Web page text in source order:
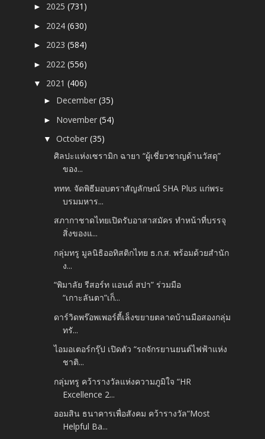
► 2025(731)
► 2024(630)
► 2023(584)
► 2022(556)
▼ 2021(406)
► December(35)
► November(54)
▼October(35)
ศิลปะแห่งเซรามิก ฉายา “ผู้เชี่ยวชาญด้านวัสดุ”
ของ...
ททท. จัดพิธีมอบตราสัญลักษณ์ SHA Plus แก่พระ
บรมมหาร...
สภากาชาดไทยเปิดรับอาสาสมัคร ทำหน้าที่บรรจุ
สิ่งของแ...
กลุ่มทรู มูลนิธิออทิสติกไทย ธ.ก.ส. พร้อมด้วยสำนัก
ง...
“พิมาลัย รีสอร์ท แอนด์ สปา” ร่วมมือ
“เกาะลันตา”เก็...
ดาร์วิดพร๊อพเพอร์ตี้เล็งขยายตลาดบ้านมือสองกลุ่ม
ทรั...
ไอมอเตอร์กรุ๊ป เปิดตัว “รถจักรยานยนต์ไฟฟ้าแห่ง
ชาติ...
กลุ่มทรู คว้ารางวัลแห่งความภูมิใจ “HR
Excellence 2...
ออมสิน ธนาคารเพื่อสังคม คว้ารางวัล“Most
Helpful Ba...